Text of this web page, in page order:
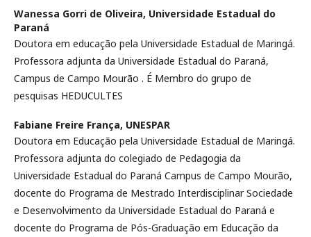
Wanessa Gorri de Oliveira, Universidade Estadual do
Paraná
Doutora em educação pela Universidade Estadual de Maringá.
Professora adjunta da Universidade Estadual do Paraná,
Campus de Campo Mourão . É Membro do grupo de
pesquisas HEDUCULTES
Fabiane Freire França, UNESPAR
Doutora em Educação pela Universidade Estadual de Maringá.
Professora adjunta do colegiado de Pedagogia da
Universidade Estadual do Paraná Campus de Campo Mourão,
docente do Programa de Mestrado Interdisciplinar Sociedade
e Desenvolvimento da Universidade Estadual do Paraná e
docente do Programa de Pós-Graduação em Educação da